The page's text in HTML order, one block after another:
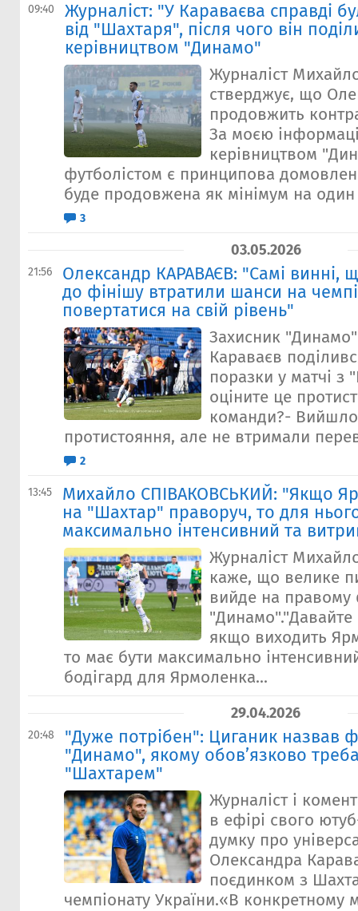
09:40
Журналіст: "У Караваєва справді
від "Шахтаря", після чого він
керівництвом "Динамо"
Журналіст
стверджує, що
продовжить
За моєю
керівництвом
футболістом є принципова
буде продовжена як мінімум на один
3
03.05.2026
21:56
Олександр КАРАВАЄВ: "Самі винні,
до фінішу втратили шанси на
повертатися на свій рівень"
Захисник
Караваєв
поразки у матчі з
оціните це
команди?-
протистояння, але не втримали
2
13:45
Михайло СПІВАКОВСЬКИЙ: "Якщо
на "Шахтар" праворуч, то для
максимально інтенсивний та
Журналіст
каже, що велике
вийде на правому
якщо виходить
то має бути максимально
бодігард для Ярмоленка...
29.04.2026
20:48
"Дуже потрібен": Циганик назвав
"Динамо", якому обов’язково
"Шахтарем"
Журналіст і
в ефірі свого
думку про
Олександра
поєдинком з
чемпіонату України.«В конкретному